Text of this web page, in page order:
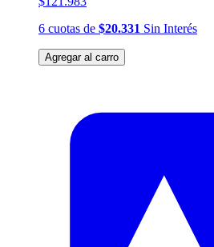
6 cuotas de $20.331 Sin Interés
Agregar al carro